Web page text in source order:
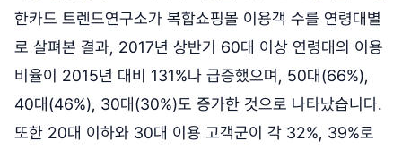
한카드 트렌드연구소가 복합쇼핑몰 이용객 수를 연령대별
로 살펴본 결과, 2017년 상반기 60대 이상 연령대의 이용
비율이 2015년 대비 131%나 급증했으며, 50대(66%),
40대(46%), 30대(30%)도 증가한 것으로 나타났습니다.
또한 20대 이하와 30대 이용 고객군이 각 32%, 39%로